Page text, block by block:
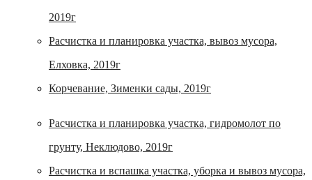
2019г
Расчистка и планировка участка, вывоз мусора,
Елховка, 2019г
Корчевание, Зименки сады, 2019г
Расчистка и планировка участка, гидромолот по
грунту, Неклюдово, 2019г
Расчистка и вспашка участка, уборка и вывоз мусора,